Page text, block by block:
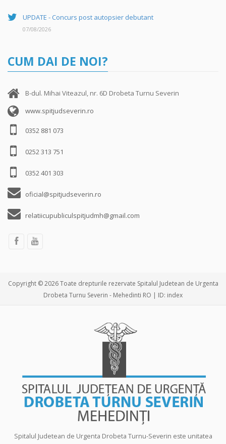
UPDATE - Concurs post autopsier debutant
07/08/2026
CUM DAI DE NOI?
B-dul. Mihai Viteazul, nr. 6D Drobeta Turnu Severin
www.spitjudseverin.ro
0352 881 073
0252 313 751
0352 401 303
oficial@spitjudseverin.ro
relatiicupubliculspitjudmh@gmail.com
Copyright © 2026 Toate drepturile rezervate Spitalul Judetean de Urgenta
Drobeta Turnu Severin - Mehedinti RO | ID: index
Spitalul Judetean de Urgenta Drobeta Turnu-Severin este unitatea